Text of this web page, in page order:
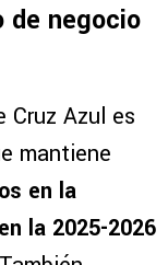
de negocio
Cruz Azul es
mantiene
en la
la 2025-2026